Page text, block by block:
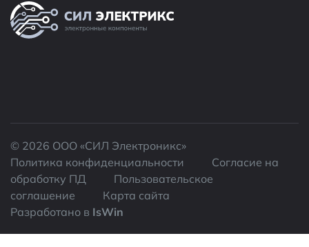
© 2026 ООО «CИЛ Электроникс»
Политика конфиденциальности
Согласие на
обработку ПД
Пользовательское
соглашение
Карта сайта
Разработано в IsWin